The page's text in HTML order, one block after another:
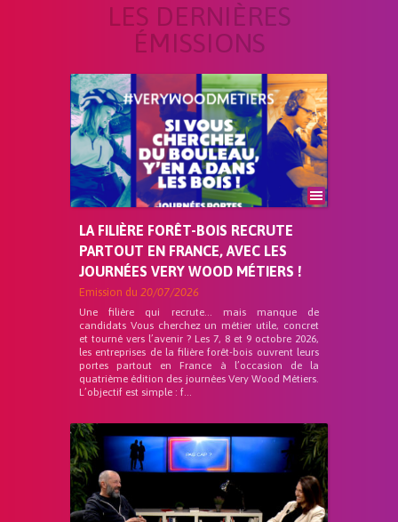
LES DERNIÈRES
ÉMISSIONS
LA FILIÈRE FORÊT-BOIS RECRUTE
PARTOUT EN FRANCE, AVEC LES
JOURNÉES VERY WOOD MÉTIERS !
Emission du 20/07/2026
Une filière qui recrute… mais manque de
candidats Vous cherchez un métier utile, concret
et tourné vers l’avenir ? Les 7, 8 et 9 octobre 2026,
les entreprises de la filière forêt-bois ouvrent leurs
portes partout en France à l’occasion de la
quatrième édition des journées Very Wood Métiers.
L’objectif est simple : f...